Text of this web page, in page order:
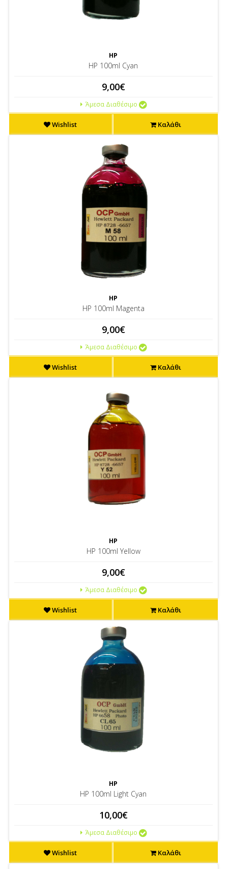
HP
HP 100ml Cyan
9,00€
Άμεσα Διαθέσιμο
Wishlist Καλάθι
HP
HP 100ml Magenta
9,00€
Άμεσα Διαθέσιμο
Wishlist Καλάθι
HP
HP 100ml Yellow
9,00€
Άμεσα Διαθέσιμο
Wishlist Καλάθι
HP
HP 100ml Light Cyan
10,00€
Άμεσα Διαθέσιμο
Wishlist Καλάθι